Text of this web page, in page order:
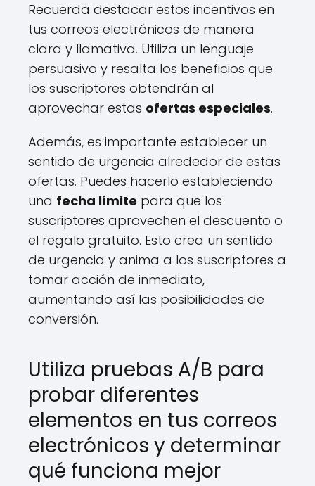
Recuerda destacar estos incentivos en
tus correos electrónicos de manera
clara y llamativa. Utiliza un lenguaje
persuasivo y resalta los beneficios que
los suscriptores obtendrán al
aprovechar estas ofertas especiales.
Además, es importante establecer un
sentido de urgencia alrededor de estas
ofertas. Puedes hacerlo estableciendo
una fecha límite para que los
suscriptores aprovechen el descuento o
el regalo gratuito. Esto crea un sentido
de urgencia y anima a los suscriptores a
tomar acción de inmediato,
aumentando así las posibilidades de
conversión.
Utiliza pruebas A/B para
probar diferentes
elementos en tus correos
electrónicos y determinar
qué funciona mejor